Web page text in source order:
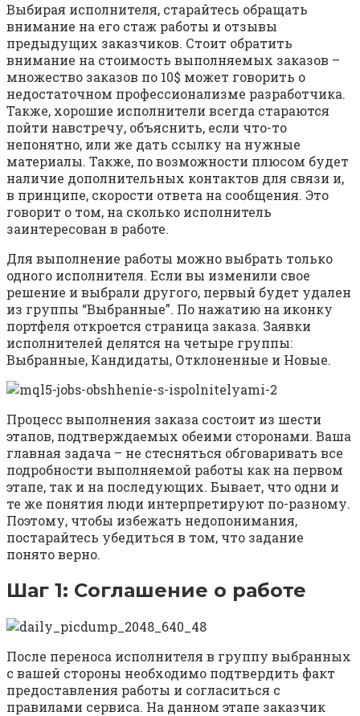
Выбирая исполнителя, старайтесь обращать
внимание на его стаж работы и отзывы
предыдущих заказчиков. Стоит обратить
внимание на стоимость выполняемых заказов –
множество заказов по 10$ может говорить о
недостаточном профессионализме разработчика.
Также, хорошие исполнители всегда стараются
пойти навстречу, объяснить, если что-то
непонятно, или же дать ссылку на нужные
материалы. Также, по возможности плюсом будет
наличие дополнительных контактов для связи и,
в принципе, скорости ответа на сообщения. Это
говорит о том, на сколько исполнитель
заинтересован в работе.
Для выполнение работы можно выбрать только
одного исполнителя. Если вы изменили свое
решение и выбрали другого, первый будет удален
из группы “Выбранные”. По нажатию на иконку
портфеля откроется страница заказа. Заявки
исполнителей делятся на четыре группы:
Выбранные, Кандидаты, Отклоненные и Новые.
Процесс выполнения заказа состоит из шести
этапов, подтверждаемых обеими сторонами. Ваша
главная задача – не стесняться обговаривать все
подробности выполняемой работы как на первом
этапе, так и на последующих. Бывает, что одни и
те же понятия люди интерпретируют по-разному.
Поэтому, чтобы избежать недопонимания,
постарайтесь убедиться в том, что задание
понято верно.
Шаг 1: Соглашение о работе
После переноса исполнителя в группу выбранных
с вашей стороны необходимо подтвердить факт
предоставления работы и согласиться с
правилами сервиса. На данном этапе заказчик